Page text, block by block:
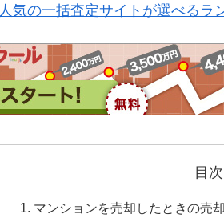
人気の一括査定サイトが選べるラ
目次
マンションを売却したときの売